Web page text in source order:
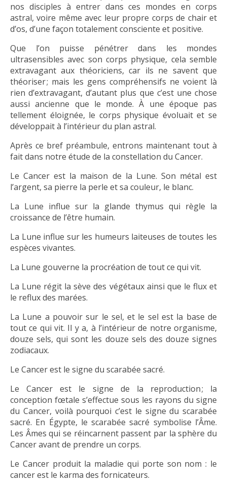
nos disciples à entrer dans ces mondes en corps
astral, voire même avec leur propre corps de chair et
d’os, d’une façon totalement consciente et positive.
Que l’on puisse pénétrer dans les mondes
ultrasensibles avec son corps physique, cela semble
extravagant aux théoriciens, car ils ne savent que
théoriser ; mais les gens compréhensifs ne voient là
rien d’extravagant, d’autant plus que c’est une chose
aussi ancienne que le monde. À une époque pas
tellement éloignée, le corps physique évoluait et se
développait à l’intérieur du plan astral.
Après ce bref préambule, entrons maintenant tout à
fait dans notre étude de la constellation du Cancer.
Le Cancer est la maison de la Lune. Son métal est
l’argent, sa pierre la perle et sa couleur, le blanc.
La Lune influe sur la glande thymus qui règle la
croissance de l’être humain.
La Lune influe sur les humeurs laiteuses de toutes les
espèces vivantes.
La Lune gouverne la procréation de tout ce qui vit.
La Lune régit la sève des végétaux ainsi que le flux et
le reflux des marées.
La Lune a pouvoir sur le sel, et le sel est la base de
tout ce qui vit. Il y a, à l’intérieur de notre organisme,
douze sels, qui sont les douze sels des douze signes
zodiacaux.
Le Cancer est le signe du scarabée sacré.
Le Cancer est le signe de la reproduction ; la
conception fœtale s’effectue sous les rayons du signe
du Cancer, voilà pourquoi c’est le signe du scarabée
sacré. En Égypte, le scarabée sacré symbolise l’Âme.
Les Âmes qui se réincarnent passent par la sphère du
Cancer avant de prendre un corps.
Le Cancer produit la maladie qui porte son nom : le
cancer est le karma des fornicateurs.